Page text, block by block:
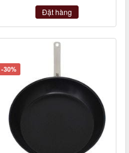
Đặt hàng
-30%